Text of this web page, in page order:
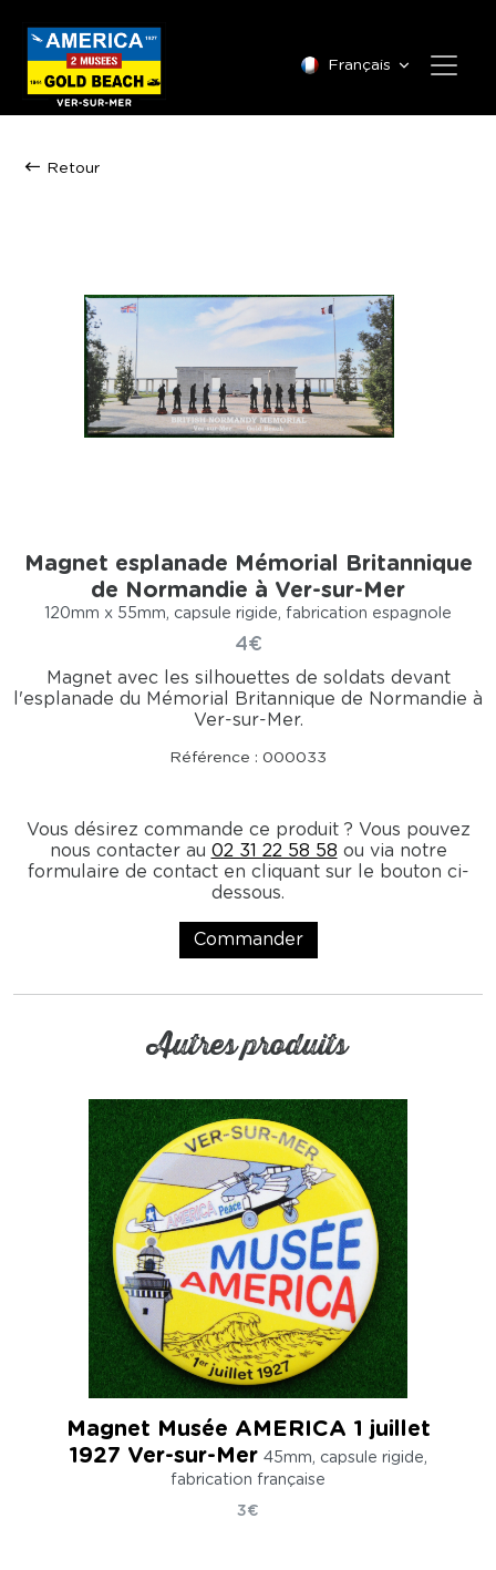
Français
Retour
Magnet esplanade Mémorial Britannique
de Normandie à Ver-sur-Mer
120mm x 55mm, capsule rigide, fabrication espagnole
4€
Magnet avec les silhouettes de soldats devant
l'esplanade du Mémorial Britannique de Normandie à
Ver-sur-Mer.
Référence : 000033
Vous désirez commande ce produit ? Vous pouvez
nous contacter au 02 31 22 58 58 ou via notre
formulaire de contact en cliquant sur le bouton ci-
dessous.
Commander
Autres produits
Magnet Musée AMERICA 1 juillet
1927 Ver-sur-Mer 45mm, capsule rigide,
fabrication française
3€